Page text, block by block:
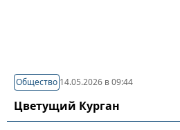
Общество 14.05.2026 в 09:44
Цветущий Курган